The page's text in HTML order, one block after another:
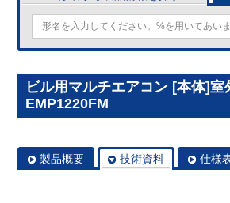
ビル用マルチエアコン [本体]
EMP1220FM
製品概要 技術資料 仕様